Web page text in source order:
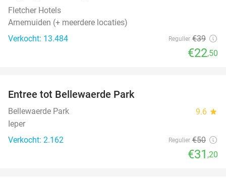
Fletcher Hotels
Arnemuiden (+ meerdere locaties)
Verkocht: 13.484
Regulier €39
€22,50
Entree tot Bellewaerde Park
Bellewaerde Park 9.6 star
Ieper
Verkocht: 2.162
Regulier €50
€31 ,20